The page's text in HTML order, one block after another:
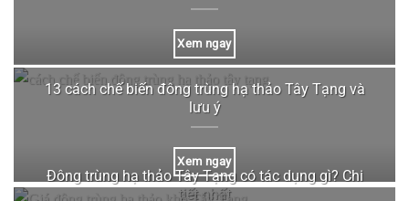
Xem ngay
13 cách chế biến đông trùng hạ thảo Tây Tạng và
lưu ý
Xem ngay
Đông trùng hạ thảo Tây Tạng có tác dụng gì? Chi
tiết nhất